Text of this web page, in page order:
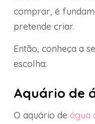
comprar, é
pretende criar.
Então, conheça a
escolha:
Aquário de
O aquário de água